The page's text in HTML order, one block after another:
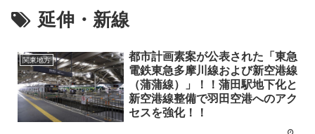
延伸・新線
関東地方
都市計画素案が公表された「東急
電鉄東急多摩川線および新空港線
（蒲蒲線）」！！蒲田駅地下化と
新空港線整備で羽田空港へのアク
セスを強化！！